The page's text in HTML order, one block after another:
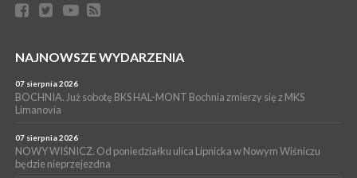
Przestrzennego Miasta Bochnia. To odpowiedź na działania
WYDARZENIA
LIPNICA MUROWANA. Na święcie gminy zagra zespół Kombi
[PROGRAM]
05 sierpnia 2026
GMINA DRWINIA. 45 dzieci będzie się uczyć pływać. Zajęcia
ruszą we wrześniu
NAJNOWSZE WYDARZENIA
07 sierpnia 2026
BOCHNIA. Już sobotę BKS HAL-MONT Bochnia zmierzy się z MKS
Limanovia
07 sierpnia 2026
NOWY WIŚNICZ. Od poniedziałku ulica Lipnicka w Nowym Wiśniczu
będzie nieprzejezdna